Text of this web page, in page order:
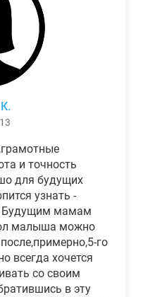
и точность
для будущих
узнать -
Будущим мамам
малыша можно
го
всегда хочется
со своим
в эту